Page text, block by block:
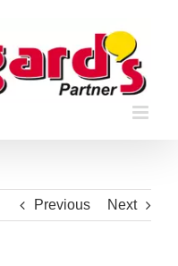
Previous Next